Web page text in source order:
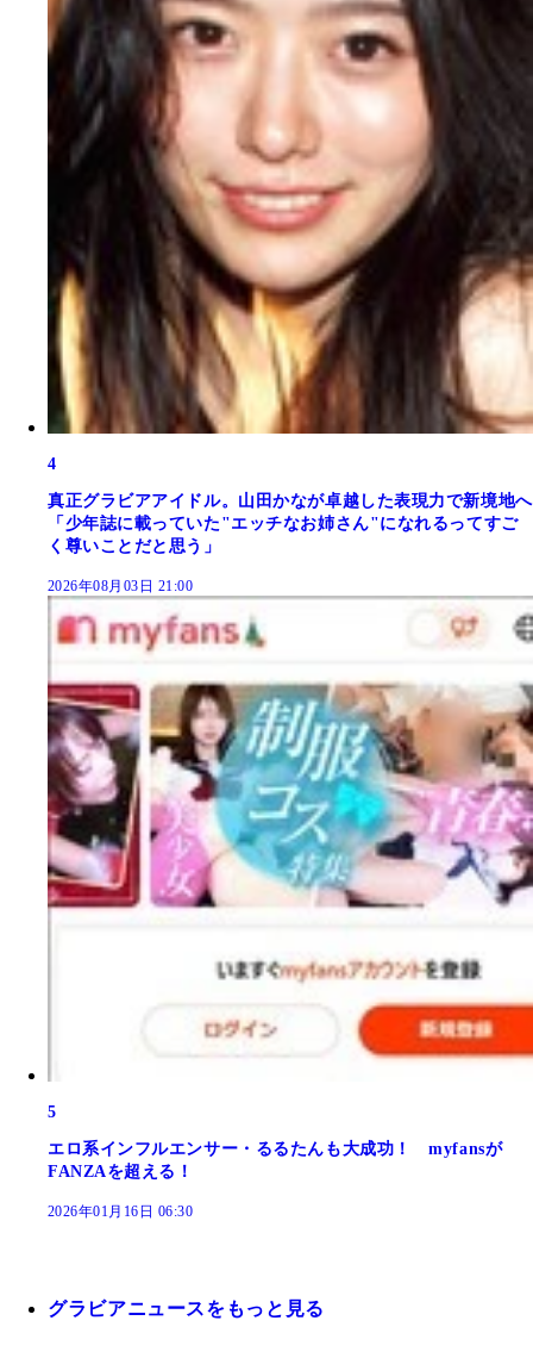
4
真正グラビアアイドル。山田かなが卓越した表現力で新境地へ
「少年誌に載っていた"エッチなお姉さん"になれるってすご
く尊いことだと思う」
2026年08月03日 21:00
5
エロ系インフルエンサー・るるたんも大成功！ myfansが
FANZAを超える！
2026年01月16日 06:30
グラビアニュースをもっと見る